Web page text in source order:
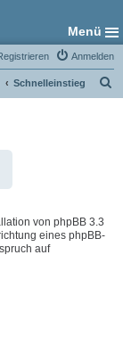
Menü
Anmelden
Schnelleinstieg
von phpBB 3.3
eines phpBB-
auf